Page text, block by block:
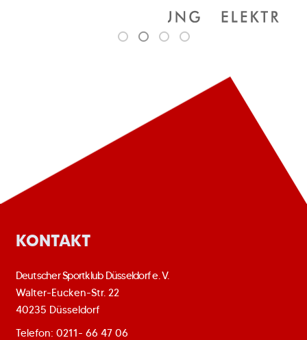
KONTAKT
Deutscher Sportklub Düsseldorf e. V.
Walter-Eucken-Str. 22
40235 Düsseldorf
Telefon: 0211- 66 47 06